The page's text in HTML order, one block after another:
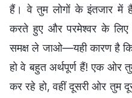
हैं। वे तुम लोगों के इंतजार में
करते हुए और परमेश्वर के लिए
समक्ष ले जाओ—यही कारण है
हो वे बहुत अर्थपूर्ण हैं! एक ओर
कर रहे हो, वहीं दूसरी ओर तुम